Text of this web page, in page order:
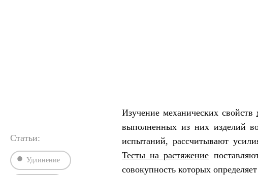
Статьи:
Удлинение
Изучение механических свойств
выполненных из них изделий
испытаний, рассчитывают
Тесты на растяжение
совокупность которых